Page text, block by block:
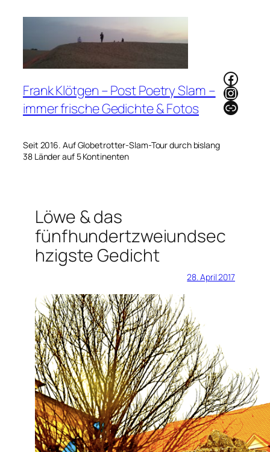
Frank Klötgen – Post Poetry Slam –
immer frische Gedichte & Fotos
Seit 2016. Auf Globetrotter-Slam-Tour durch bislang
38 Länder auf 5 Kontinenten
Link
Löwe & das
fünfhundertzweiundsec
hzigste Gedicht
28. April 2017